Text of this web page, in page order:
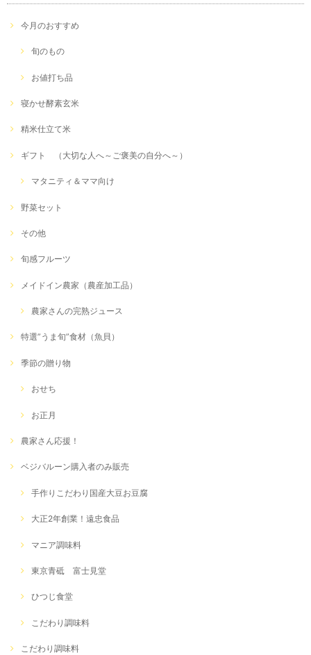
今月のおすすめ
旬のもの
お値打ち品
寝かせ酵素玄米
精米仕立て米
ギフト （大切な人へ～ご褒美の自分へ～）
マタニティ＆ママ向け
野菜セット
その他
旬感フルーツ
メイドイン農家（農産加工品）
農家さんの完熟ジュース
特選”うま旬”食材（魚貝）
季節の贈り物
おせち
お正月
農家さん応援！
ベジバルーン購入者のみ販売
手作りこだわり国産大豆お豆腐
大正2年創業！遠忠食品
マニア調味料
東京青砥 富士見堂
ひつじ食堂
こだわり調味料
こだわり調味料